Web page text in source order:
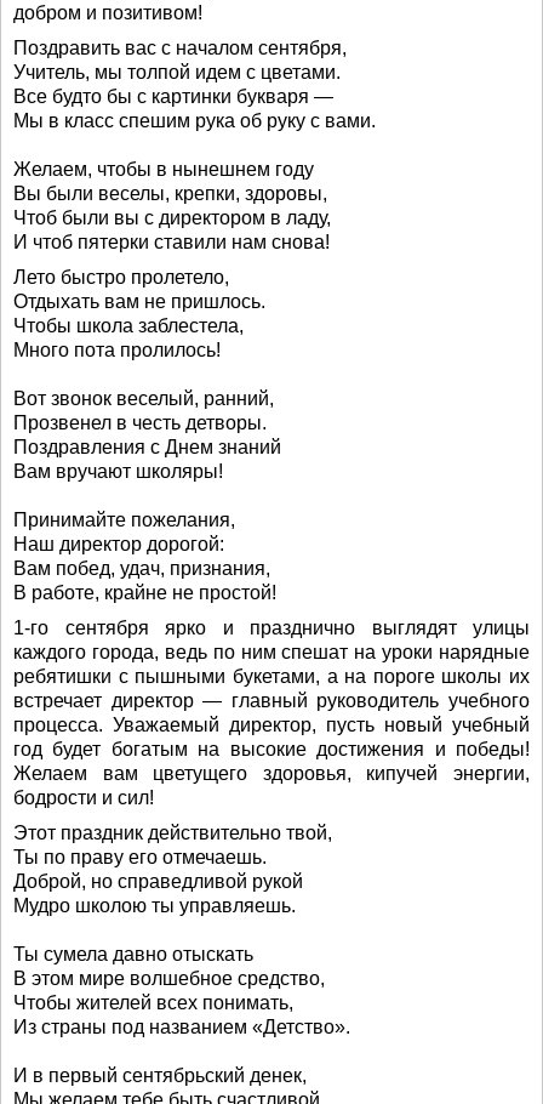
добром и позитивом!
Поздравить вас с началом сентября,
Учитель, мы толпой идем с цветами.
Все будто бы с картинки букваря —
Мы в класс спешим рука об руку с вами.
Желаем, чтобы в нынешнем году
Вы были веселы, крепки, здоровы,
Чтоб были вы с директором в ладу,
И чтоб пятерки ставили нам снова!
Лето быстро пролетело,
Отдыхать вам не пришлось.
Чтобы школа заблестела,
Много пота пролилось!
Вот звонок веселый, ранний,
Прозвенел в честь детворы.
Поздравления с Днем знаний
Вам вручают школяры!
Принимайте пожелания,
Наш директор дорогой:
Вам побед, удач, признания,
В работе, крайне не простой!
1-го сентября ярко и празднично выглядят улицы
каждого города, ведь по ним спешат на уроки нарядные
ребятишки с пышными букетами, а на пороге школы их
встречает директор — главный руководитель учебного
процесса. Уважаемый директор, пусть новый учебный
год будет богатым на высокие достижения и победы!
Желаем вам цветущего здоровья, кипучей энергии,
бодрости и сил!
Этот праздник действительно твой,
Ты по праву его отмечаешь.
Доброй, но справедливой рукой
Мудро школою ты управляешь.
Ты сумела давно отыскать
В этом мире волшебное средство,
Чтобы жителей всех понимать,
Из страны под названием «Детство».
И в первый сентябрьский денек,
Мы желаем тебе быть счастливой,